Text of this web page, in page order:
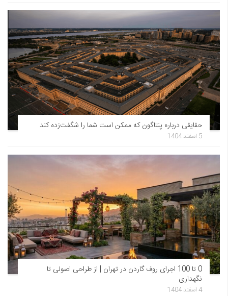
حقایقی درباره پنتاگون که ممکن است شما را شگفت‌زده کند
5 اسفند 1404
0 تا 100 اجرای روف گاردن در تهران | از طراحی اصولی تا
نگهداری
4 اسفند 1404